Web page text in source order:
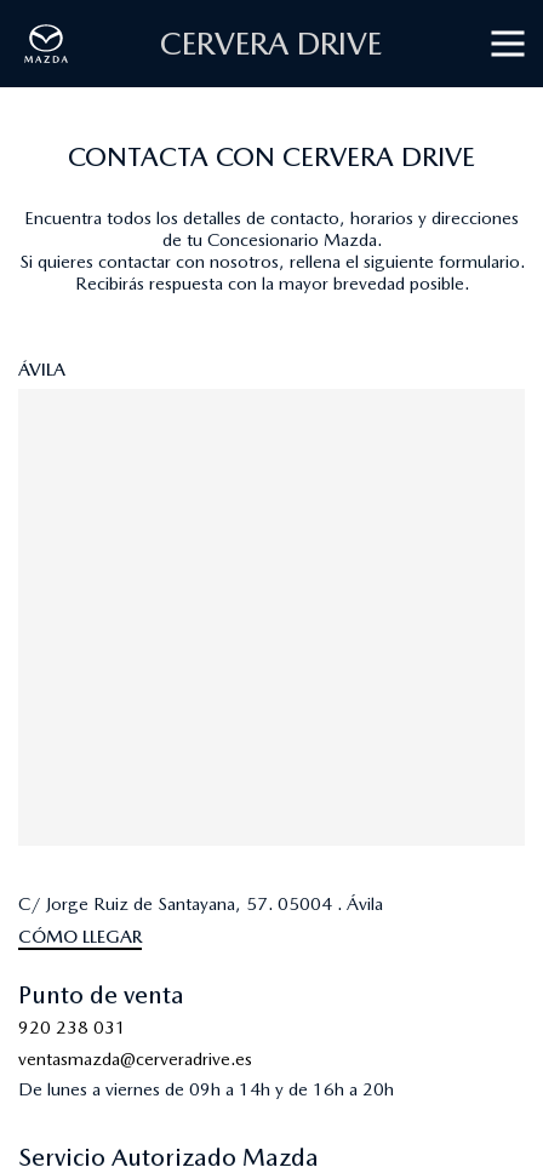
CERVERA DRIVE
CONTACTA CON CERVERA DRIVE
Encuentra todos los detalles de contacto, horarios y direcciones
de tu Concesionario Mazda.
Si quieres contactar con nosotros, rellena el siguiente formulario.
Recibirás respuesta con la mayor brevedad posible.
ÁVILA
C/ Jorge Ruiz de Santayana, 57. 05004 . Ávila
CÓMO LLEGAR
Punto de venta
920 238 031
ventasmazda@cerveradrive.es
De lunes a viernes de 09h a 14h y de 16h a 20h
Servicio Autorizado Mazda